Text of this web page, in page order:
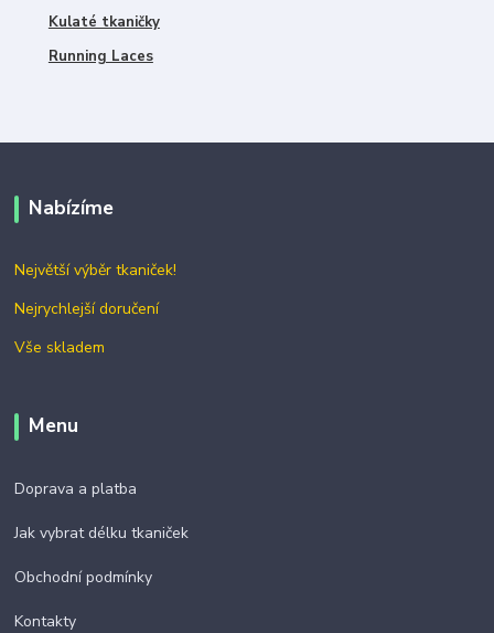
Kulaté tkaničky
Running Laces
Nabízíme
Největší výběr tkaniček!
Nejrychlejší doručení
Vše skladem
Menu
Doprava a platba
Jak vybrat délku tkaniček
Obchodní podmínky
Kontakty